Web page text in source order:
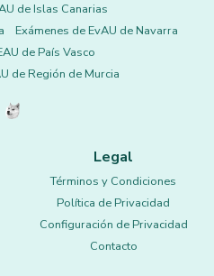
de Islas Canarias
Exámenes de EvAU de Navarra
de País Vasco
de Región de Murcia
Legal
Términos y Condiciones
Política de Privacidad
Configuración de Privacidad
Contacto